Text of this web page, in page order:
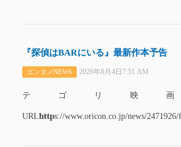
『探偵はBARにいる』最新作本予告
エンタメNEWS 2026年8月4日7:51 AM
テゴリ映
URLhttps://www.oricon.co.jp/news/